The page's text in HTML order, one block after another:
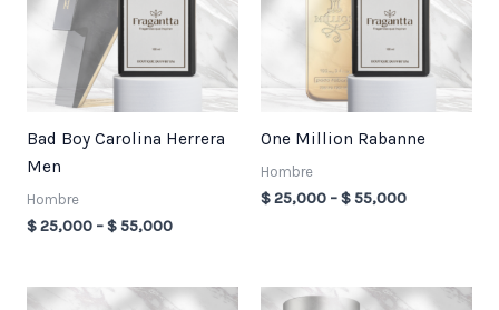
Bad Boy Carolina Herrera
Men
Hombre
$25,000 –$55,000
One Million Rabanne
Hombre
$25,000 –$55,000
Price
Price